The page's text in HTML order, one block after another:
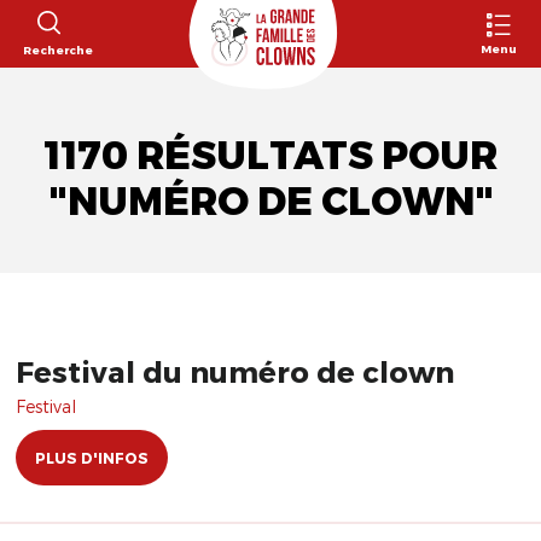
Recherche Menu
1170 RÉSULTATS POUR
"NUMÉRO DE CLOWN"
Festival du numéro de clown
Festival
PLUS D'INFOS